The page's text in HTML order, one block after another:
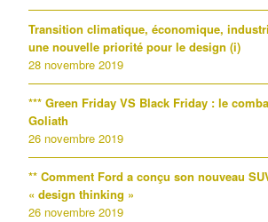
Transition climatique, économique,
une nouvelle priorité pour le design (i)
28 novembre 2019
*** Green Friday VS Black Friday : le
Goliath
26 novembre 2019
** Comment Ford a conçu son nouveau
« design thinking »
26 novembre 2019